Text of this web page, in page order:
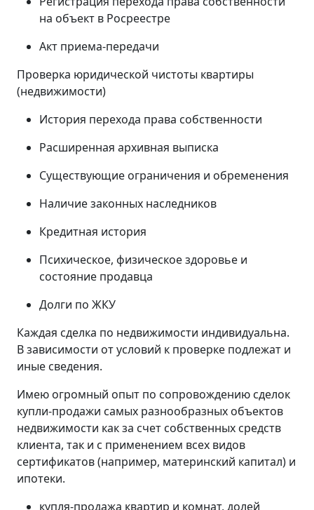
на объект в Росреестре
Акт приема-передачи
Проверка юридической чистоты квартиры
(недвижимости)
История перехода права собственности
Расширенная архивная выписка
Существующие ограничения и обременения
Наличие законных наследников
Кредитная история
Психическое, физическое здоровье и
состояние продавца
Долги по ЖКУ
Каждая сделка по недвижимости индивидуальна.
В зависимости от условий к проверке подлежат и
иные сведения.
Имею огромный опыт по сопровождению сделок
купли-продажи самых разнообразных объектов
недвижимости как за счет собственных средств
клиента, так и с применением всех видов
сертификатов (например, материнский капитал) и
ипотеки.
купля-продажа квартир и комнат, долей